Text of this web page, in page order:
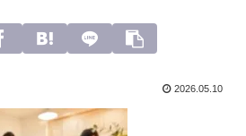
2026.05.10